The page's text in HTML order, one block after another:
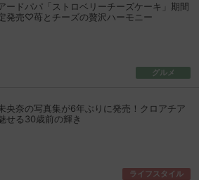
ードパパ「ストロベリーチーズケーキ」期間
発売♡苺とチーズの贅沢ハーモニー
グルメ
央奈の写真集が6年ぶりに発売！クロアチア
せる30歳前の輝き
ライフスタイル